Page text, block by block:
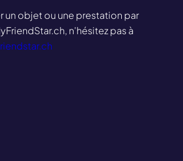
un objet ou une prestation par
n'hésitez pas à